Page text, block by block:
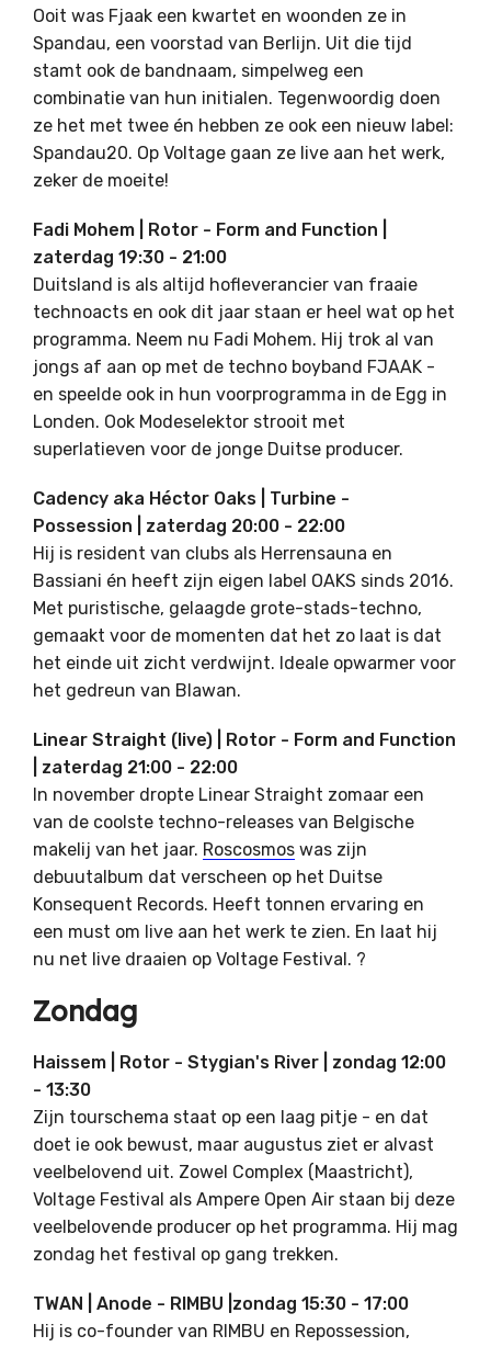
Ooit was Fjaak een kwartet en woonden ze in
Spandau, een voorstad van Berlijn. Uit die tijd
stamt ook de bandnaam, simpelweg een
combinatie van hun initialen. Tegenwoordig doen
ze het met twee én hebben ze ook een nieuw label:
Spandau20. Op Voltage gaan ze live aan het werk,
zeker de moeite!
Fadi Mohem | Rotor - Form and Function |
zaterdag 19:30 - 21:00
Duitsland is als altijd hofleverancier van fraaie
technoacts en ook dit jaar staan er heel wat op het
programma. Neem nu Fadi Mohem. Hij trok al van
jongs af aan op met de techno boyband FJAAK -
en speelde ook in hun voorprogramma in de Egg in
Londen. Ook Modeselektor strooit met
superlatieven voor de jonge Duitse producer.
Cadency aka Héctor Oaks | Turbine -
Possession | zaterdag 20:00 - 22:00
Hij is resident van clubs als Herrensauna en
Bassiani én heeft zijn eigen label OAKS sinds 2016.
Met puristische, gelaagde grote-stads-techno,
gemaakt voor de momenten dat het zo laat is dat
het einde uit zicht verdwijnt. Ideale opwarmer voor
het gedreun van Blawan.
Linear Straight (live) | Rotor - Form and Function
| zaterdag 21:00 - 22:00
In november dropte Linear Straight zomaar een
van de coolste techno-releases van Belgische
makelij van het jaar. Roscosmos was zijn
debuutalbum dat verscheen op het Duitse
Konsequent Records. Heeft tonnen ervaring en
een must om live aan het werk te zien. En laat hij
nu net live draaien op Voltage Festival. ?
Zondag
Haissem | Rotor - Stygian's River | zondag 12:00
- 13:30
Zijn tourschema staat op een laag pitje - en dat
doet ie ook bewust, maar augustus ziet er alvast
veelbelovend uit. Zowel Complex (Maastricht),
Voltage Festival als Ampere Open Air staan bij deze
veelbelovende producer op het programma. Hij mag
zondag het festival op gang trekken.
TWAN | Anode - RIMBU |zondag 15:30 - 17:00
Hij is co-founder van RIMBU en Repossession,